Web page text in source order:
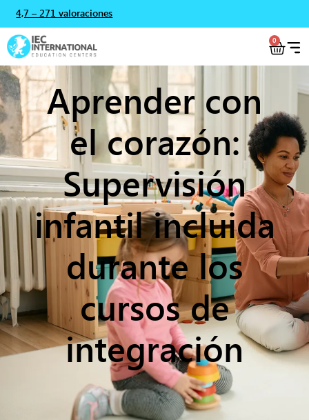
4,7 – 271 valoraciones
0
Aprender con
el corazón:
Supervisión
infantil incluida
durante los
cursos de
integración